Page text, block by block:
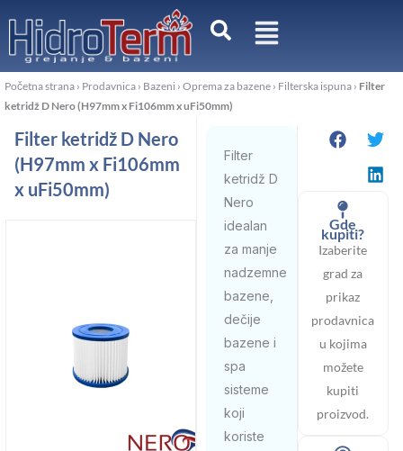
садржај
Početna strana › Prodavnica › Bazeni › Oprema za bazene › Filterska ispuna › Filter
ketridž D Nero (H97mm x Fi106mm x uFi50mm)
Filter ketridž D Nero
(H97mm x Fi106mm
x uFi50mm)
Filter
ketridž D
Nero
idealan
za manje
nadzemne
bazene,
dečije
bazene i
spa
sisteme
koji
koriste
Gde
kupiti?
Izaberite
grad za
prikaz
prodavnica
u kojima
možete
kupiti
proizvod.